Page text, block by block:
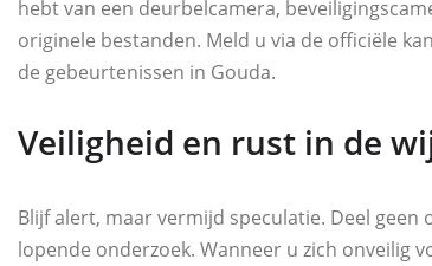
hebt van een deurbelcamera,
originele bestanden. Meld u via de officiële
de gebeurtenissen in Gouda.
Veiligheid en rust in de
Blijf alert, maar vermijd speculatie. Deel
lopende onderzoek. Wanneer u zich onveilig